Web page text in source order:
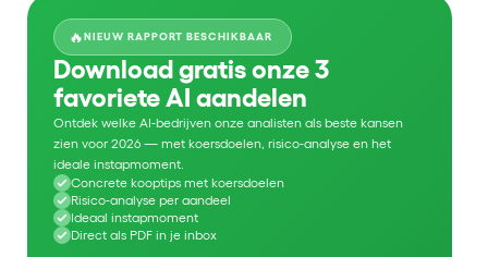
🔥NIEUW RAPPORT BESCHIKBAAR
Download gratis onze 3
favoriete AI aandelen
Ontdek welke AI-bedrijven onze analisten als beste kansen
zien voor 2026 — met koersdoelen, risico-analyse en het
ideale instapmoment.
Concrete kooptips met koersdoelen
Risico-analyse per aandeel
Ideaal instapmoment
Direct als PDF in je inbox